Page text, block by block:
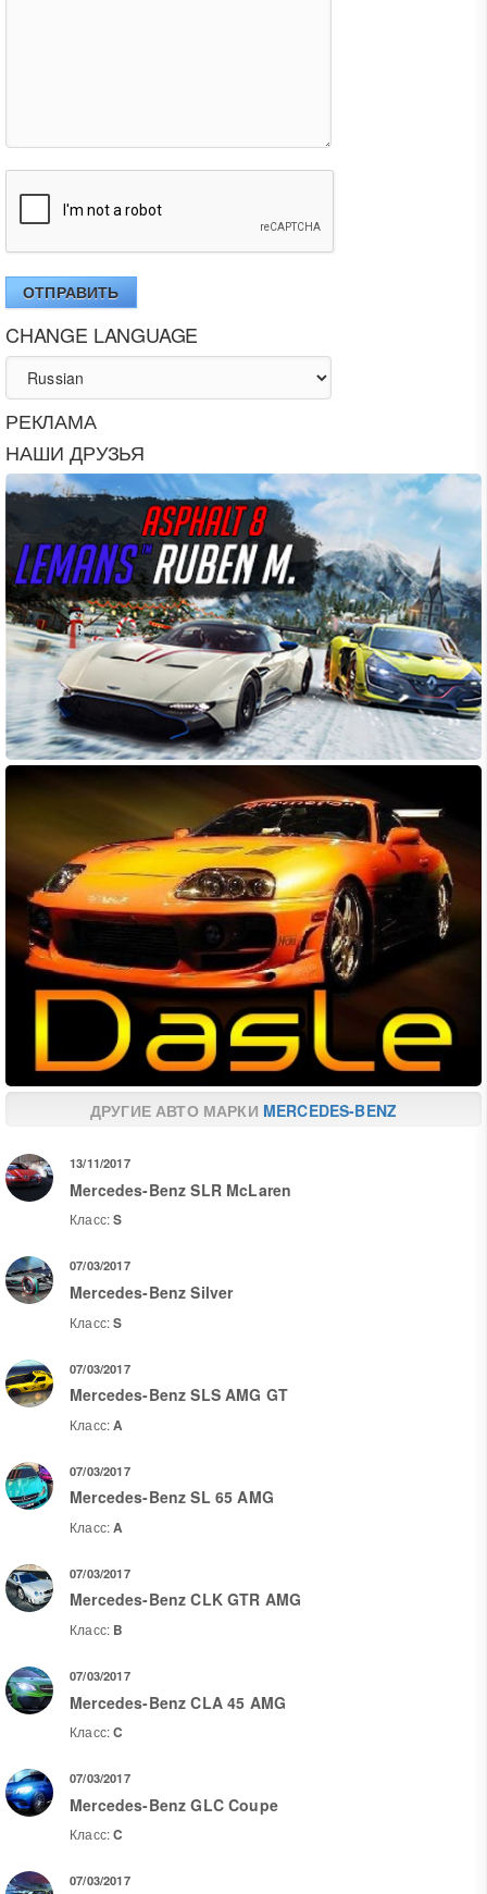
ОТПРАВИТЬ
CHANGE LANGUAGE
РЕКЛАМА
НАШИ ДРУЗЬЯ
ДРУГИЕ АВТО МАРКИ MERCEDES-BENZ
13/11/2017
Mercedes-Benz SLR McLaren
Класс:S
07/03/2017
Mercedes-Benz Silver
Класс:S
07/03/2017
Mercedes-Benz SLS AMG GT
Класс:A
07/03/2017
Mercedes-Benz SL 65 AMG
Класс:A
07/03/2017
Mercedes-Benz CLK GTR AMG
Класс: B
07/03/2017
Mercedes-Benz CLA 45 AMG
Класс:C
07/03/2017
Mercedes-Benz GLC Coupe
Класс:C
07/03/2017